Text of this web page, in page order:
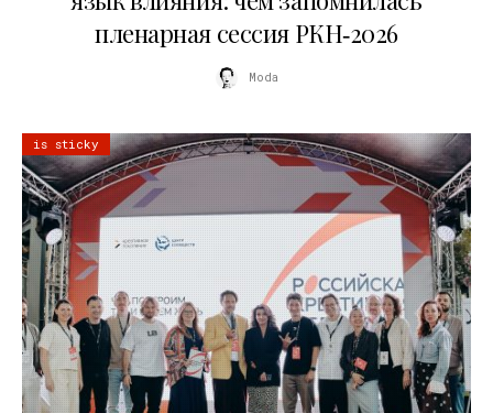
пленарная сессия РКН‑2026
Moda
is sticky